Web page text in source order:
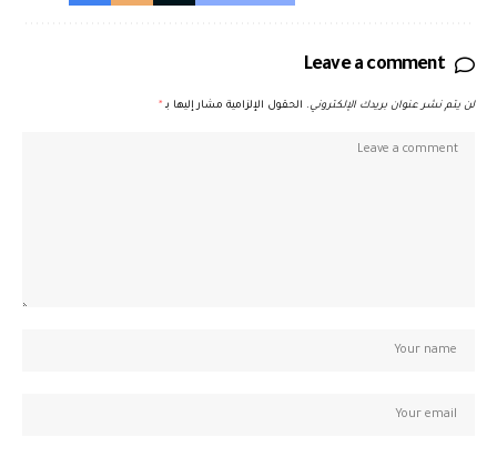
Leave a comment
لن يتم نشر عنوان بريدك الإلكتروني. الحقول الإلزامية مشار إليها بـ *